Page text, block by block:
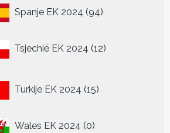
Spanje EK 2024 9494
Tsjechië EK 2024 12
producten
Turkije EK 2024 15
producten
Wales EK 2024 00